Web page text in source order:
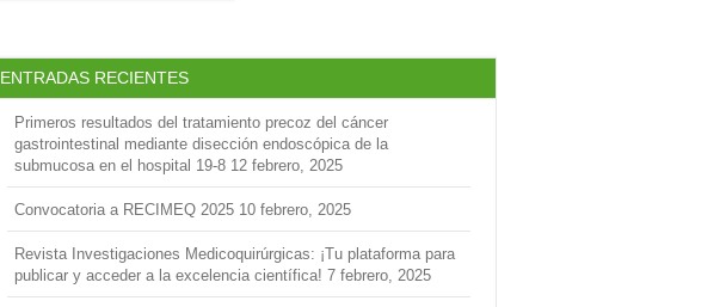
ENTRADAS RECIENTES
Primeros resultados del tratamiento precoz del cáncer
gastrointestinal mediante disección endoscópica de la
submucosa en el hospital 19-8 12 febrero, 2025
Convocatoria a RECIMEQ 2025 10 febrero, 2025
Revista Investigaciones Medicoquirúrgicas: ¡Tu plataforma para
publicar y acceder a la excelencia científica! 7 febrero, 2025